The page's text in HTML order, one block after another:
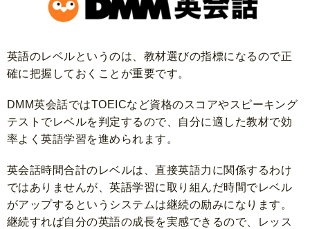
英語のレベルというのは、教材選びの指標になるので正
確に把握しておくことが重要です。
DMM英会話ではTOEICなど資格のスコアやスピーキング
テストでレベルを判定するので、自分に適した教材で効
率よく英語学習を進められます。
英会話時間合計のレベルは、直接英語力に関係するわけ
ではありませんが、英語学習に取り組んだ時間でレベル
がアップするというシステムは継続の励みになります。
継続すれば自分の英語の成長を実感できるので、レッス